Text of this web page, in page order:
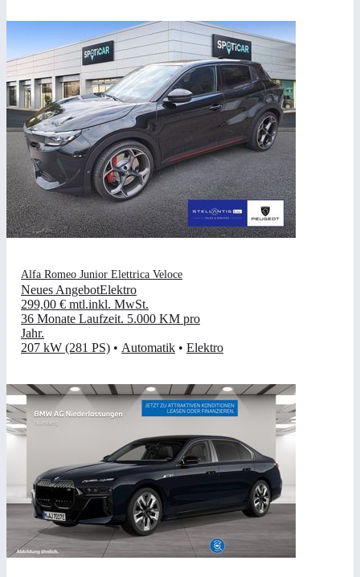
Alfa Romeo Junior Elettrica Veloce
Neues AngebotElektro
299,00 € mtl.inkl. MwSt.
36 Monate Laufzeit. 5.000 KM pro
Jahr.
207 kW (281 PS) • Automatik • Elektro